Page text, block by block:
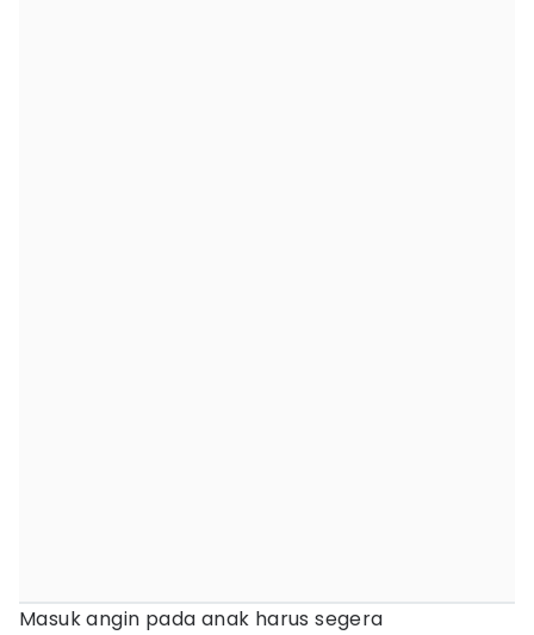
Masuk angin pada anak harus segera